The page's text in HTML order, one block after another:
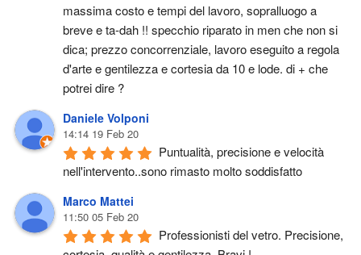
massima costo e tempi del lavoro, sopralluogo a
breve e ta-dah !! specchio riparato in men che non si
dica; prezzo concorrenziale, lavoro eseguito a regola
d'arte e gentilezza e cortesia da 10 e lode. di + che
potrei dire ?
Daniele Volponi
14:14 19 Feb 20
Puntualità, precisione e velocità
nell'intervento..sono rimasto molto soddisfatto
Marco Mattei
11:50 05 Feb 20
Professionisti del vetro. Precisione,